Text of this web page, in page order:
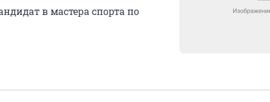
в мастера спорта по